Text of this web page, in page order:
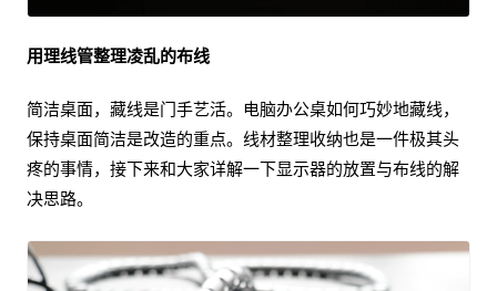
用理线管整理凌乱的布线
简洁桌面，藏线是门手艺活。电脑办公桌如何巧妙地藏线，
保持桌面简洁是改造的重点。线材整理收纳也是一件极其头
疼的事情，接下来和大家详解一下显示器的放置与布线的解
决思路。